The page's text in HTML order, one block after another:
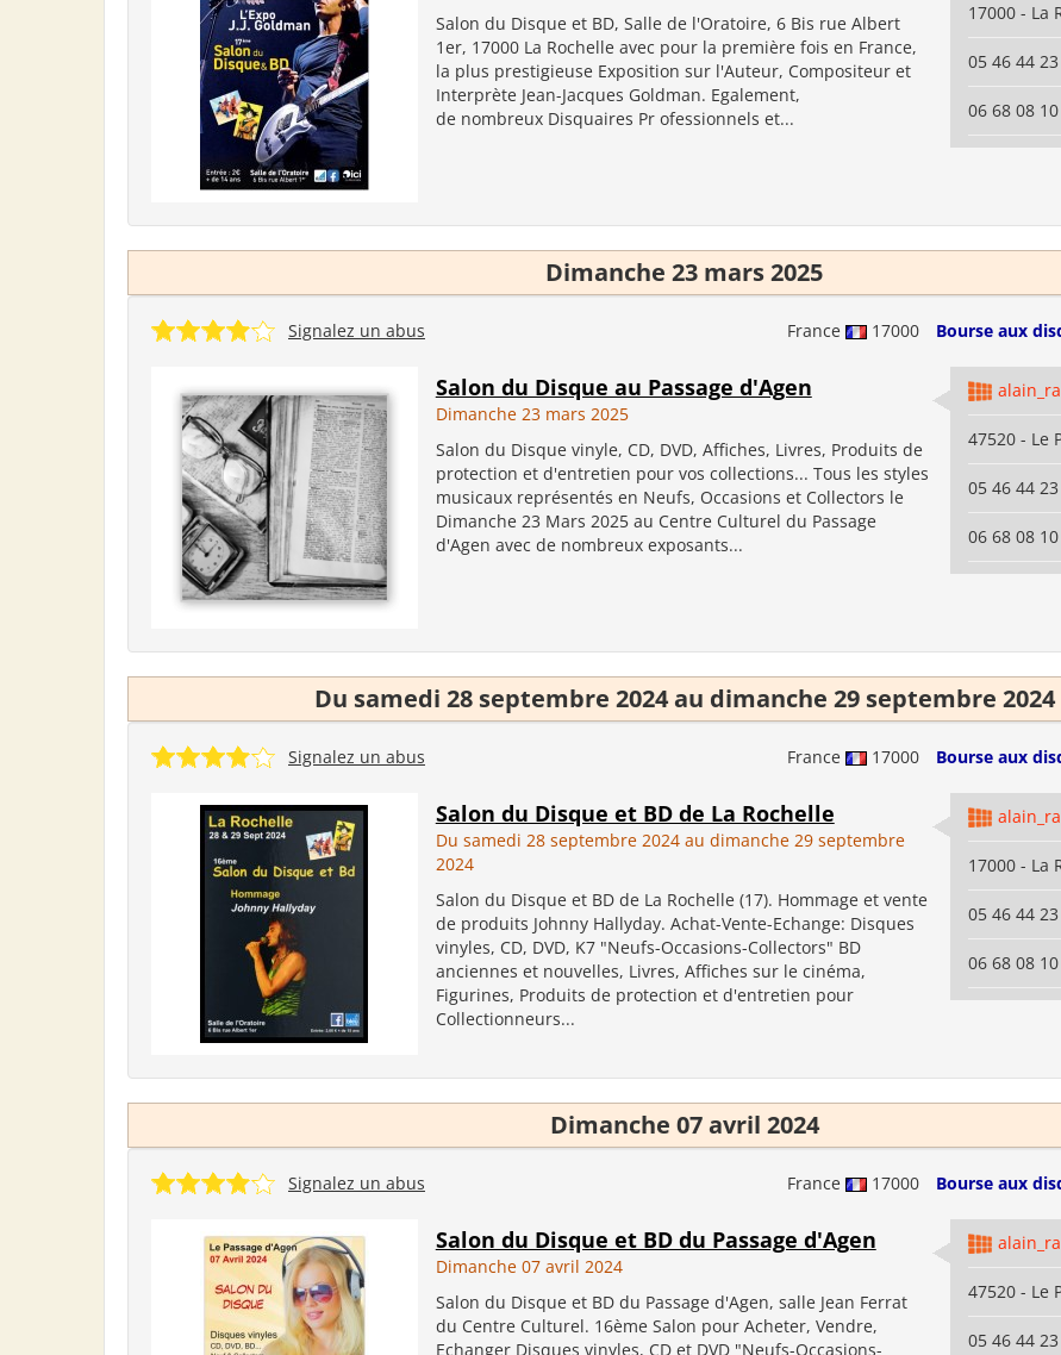
Salon du Disque et BD, Salle de l'Oratoire, 6 Bis rue Albert
1er, 17000 La Rochelle avec pour la première fois en France,
la plus prestigieuse Exposition sur l'Auteur, Compositeur et
Interprète Jean-Jacques Goldman. Egalement,
de nombreux Disquaires Pr ofessionnels et...
17000 - La
05 46 44
06 68 08
Dimanche 23 mars 2025
France 17000 Bourse aux
Signalez un abus
Salon du Disque au Passage d'Agen
Dimanche 23 mars 2025
Salon du Disque vinyle, CD, DVD, Affiches, Livres, Produits de
protection et d'entretien pour vos collections... Tous les styles
musicaux représentés en Neufs, Occasions et Collectors le
Dimanche 23 Mars 2025 au Centre Culturel du Passage
d'Agen avec de nombreux exposants...
47520 - Le
05 46 44
06 68 08
Du samedi 28 septembre 2024 au dimanche 29 septembre 2024
France 17000 Bourse aux
Signalez un abus
Salon du Disque et BD de La Rochelle
Du samedi 28 septembre 2024 au dimanche 29 septembre
2024
Salon du Disque et BD de La Rochelle (17). Hommage et vente
de produits Johnny Hallyday. Achat-Vente-Echange: Disques
vinyles, CD, DVD, K7 "Neufs-Occasions-Collectors" BD
anciennes et nouvelles, Livres, Affiches sur le cinéma,
Figurines, Produits de protection et d'entretien pour
Collectionneurs...
17000 - La
05 46 44
06 68 08
Dimanche 07 avril 2024
France 17000 Bourse aux
Signalez un abus
Salon du Disque et BD du Passage d'Agen
Dimanche 07 avril 2024
Salon du Disque et BD du Passage d'Agen, salle Jean Ferrat
du Centre Culturel. 16ème Salon pour Acheter, Vendre,
Echanger Disques vinyles, CD et DVD "Neufs-Occasions-
47520 - Le
05 46 44